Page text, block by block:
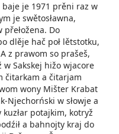
je 1971 prěni raz w
je swětosławna,
Do
dlěje hač poł lětstotku,
z prawom so prašeš,
Sakskej hižo wjacore
čitarkam a čitarjam
wony Mišter Krabat
Njechorński w słowje a
kuzłar potajkim, kotryž
a bahnojty kraj do